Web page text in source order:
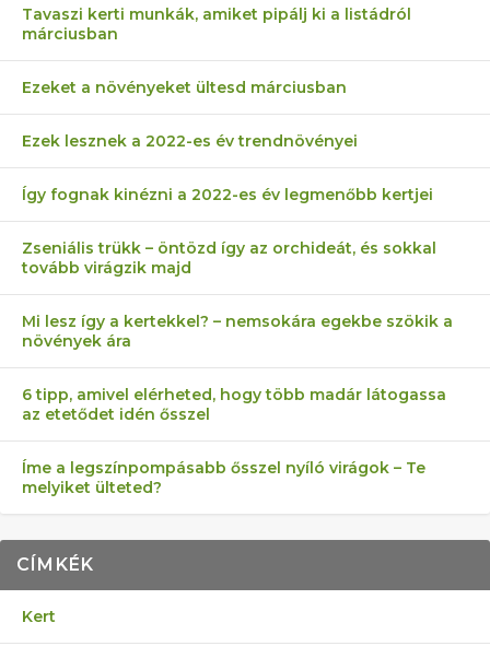
Tavaszi kerti munkák, amiket pipálj ki a listádról
márciusban
Ezeket a növényeket ültesd márciusban
Ezek lesznek a 2022-es év trendnövényei
Így fognak kinézni a 2022-es év legmenőbb kertjei
Zseniális trükk – öntözd így az orchideát, és sokkal
tovább virágzik majd
Mi lesz így a kertekkel? – nemsokára egekbe szökik a
növények ára
6 tipp, amivel elérheted, hogy több madár látogassa
az etetődet idén ősszel
Íme a legszínpompásabb ősszel nyíló virágok – Te
melyiket ülteted?
CÍMKÉK
Kert